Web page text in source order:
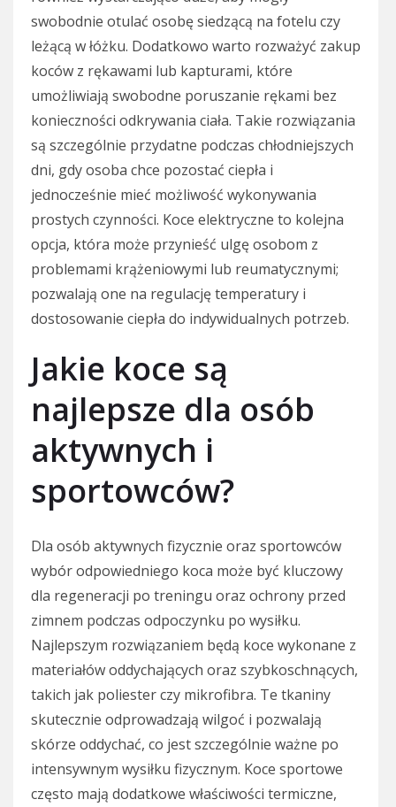
swobodnie otulać osobę siedzącą na fotelu czy
leżącą w łóżku. Dodatkowo warto rozważyć zakup
koców z rękawami lub kapturami, które
umożliwiają swobodne poruszanie rękami bez
konieczności odkrywania ciała. Takie rozwiązania
są szczególnie przydatne podczas chłodniejszych
dni, gdy osoba chce pozostać ciepła i
jednocześnie mieć możliwość wykonywania
prostych czynności. Koce elektryczne to kolejna
opcja, która może przynieść ulgę osobom z
problemami krążeniowymi lub reumatycznymi;
pozwalają one na regulację temperatury i
dostosowanie ciepła do indywidualnych potrzeb.
Jakie koce są
najlepsze dla osób
aktywnych i
sportowców?
Dla osób aktywnych fizycznie oraz sportowców
wybór odpowiedniego koca może być kluczowy
dla regeneracji po treningu oraz ochrony przed
zimnem podczas odpoczynku po wysiłku.
Najlepszym rozwiązaniem będą koce wykonane z
materiałów oddychających oraz szybkoschnących,
takich jak poliester czy mikrofibra. Te tkaniny
skutecznie odprowadzają wilgoć i pozwalają
skórze oddychać, co jest szczególnie ważne po
intensywnym wysiłku fizycznym. Koce sportowe
często mają dodatkowe właściwości termiczne,